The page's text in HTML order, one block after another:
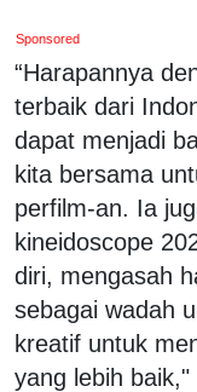
Sponsored
“Harapannya
terbaik dari
dapat menjadi
kita bersama
perfilm-an. Ia
kineidoscope
diri, mengasah
sebagai wadah
kreatif untuk
yang lebih